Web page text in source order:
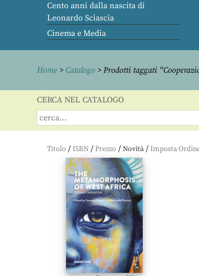
Cento anni dalla nascita di
Leonardo Sciascia
Cinema e Media
Home > Catalogo > Prodotti taggati
CERCA NEL CATALOGO
Titolo / ISBN / Prezzo / Novità /